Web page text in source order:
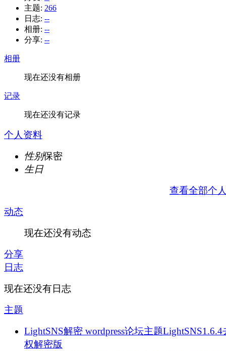
主题: 266
日志: --
相册: --
分享: --
相册
现在还没有相册
记录
现在还没有记录
个人资料
性别保密
生日
查看全部个
动态
现在还没有动态
分享
日志
现在还没有日志
主题
LightSNS解密 wordpress论坛主题LightSNS1.6.4
权解密版